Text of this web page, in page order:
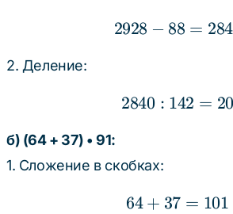
2928 -
2928 − 88 =
2. Деление:
2840 :
2840 : 142 = 20
б) (64 + 37) • 91:
1. Сложение в скобках:
64 + 37
64 + 37 = 101